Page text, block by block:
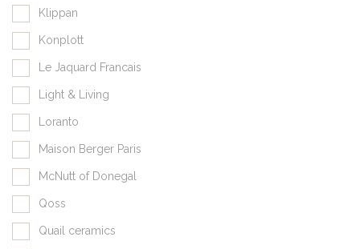
Klippan
Konplott
Le Jaquard Francais
Light & Living
Loranto
Maison Berger Paris
McNutt of Donegal
Qoss
Quail ceramics